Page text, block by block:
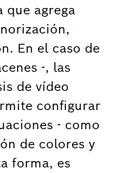
que agrega
En el caso de
-, las
de vídeo
configurar
- como
de colores y
forma, es